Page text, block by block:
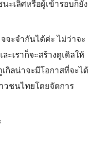
ะเลิศหรือผู้เข้ารอบก็ยัง
จะจำกันได้ค่ะ ไม่ว่าจะ
เราก็จะสร้างดูเดิลให้
กิลน่าจะมีโอกาสที่จะได้
วชนไทยโดยจัดการ